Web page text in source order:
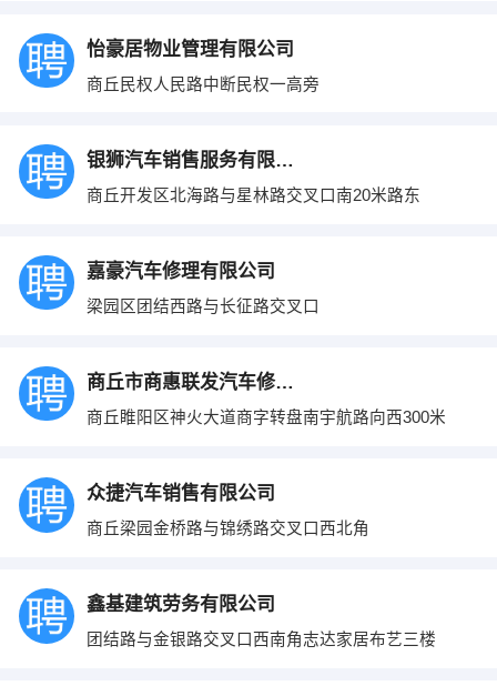
怡豪居物业管理有限公司
商丘民权人民路中断民权一高旁
银狮汽车销售服务有限公司
商丘开发区北海路与星林路交叉口南20米路东
嘉豪汽车修理有限公司
梁园区团结西路与长征路交叉口
商丘市商惠联发汽车修配有限公司
商丘睢阳区神火大道商字转盘南宇航路向西300米
众捷汽车销售有限公司
商丘梁园金桥路与锦绣路交叉口西北角
鑫基建筑劳务有限公司
团结路与金银路交叉口西南角志达家居布艺三楼